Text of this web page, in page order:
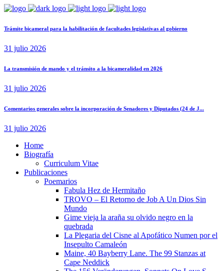
Trámite bicameral para la habilitación de facultades legislativas al gobierno
31 julio 2026
La transmisión de mando y el tránsito a la bicameralidad en 2026
31 julio 2026
Comentarios generales sobre la incorporación de Senadores y Diputados (24 de J...
31 julio 2026
Home
Biografía
Curriculum Vitae​
Publicaciones
Poemarios
Fabula Hez de Hermitaño
TROVO – El Retorno de Job A Un Dios Sin
Mundo
Gime vieja la araña su olvido negro en la
quebrada
La Plegaria del Cisne al Apofático Numen por el
Insepulto Camaleón
Maine, 40 Bayberry Lane. The 99 Stanzas at
Cape Neddick